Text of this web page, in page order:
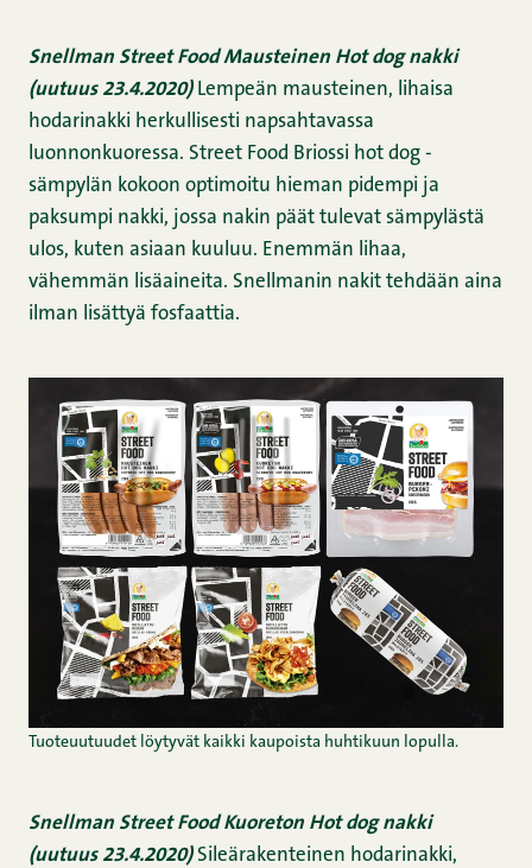
Snellman Street Food Mausteinen Hot dog nakki
(uutuus 23.4.2020)Lempeän mausteinen, lihaisa
hodarinakki herkullisesti napsahtavassa
luonnonkuoressa. Street Food Briossi hot dog -
sämpylän kokoon optimoitu hieman pidempi ja
paksumpi nakki, jossa nakin päät tulevat sämpylästä
ulos, kuten asiaan kuuluu. Enemmän lihaa,
vähemmän lisäaineita. Snellmanin nakit tehdään aina
ilman lisättyä fosfaattia.
Tuoteuutuudet löytyvät kaikki kaupoista huhtikuun lopulla.
Snellman Street Food Kuoreton Hot dog nakki
(uutuus 23.4.2020)Sileärakenteinen hodarinakki,